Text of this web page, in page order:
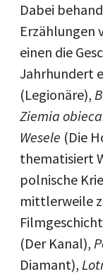
Dabei
Erzählungen
einen die
Jahrhundert
(Legionäre),
Ziemia
Wesele (Die
thematisiert
polnische
mittlerweile
(Der Kanal),
Diamant),